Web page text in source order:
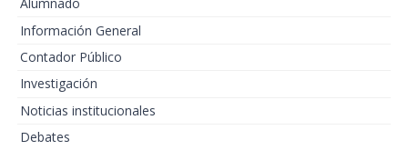
Información General
Contador Público
Investigación
Noticias institucionales
Debates